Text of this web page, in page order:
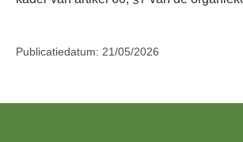
Publicatiedatum: 21/05/2026